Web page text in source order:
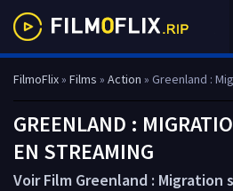
FilmoFlix» Films » Action » Greenland :
GREENLAND :
EN STREAMING
Voir Film Greenland :